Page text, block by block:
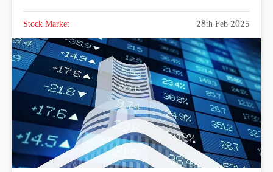
Stock Market 28th Feb 2025